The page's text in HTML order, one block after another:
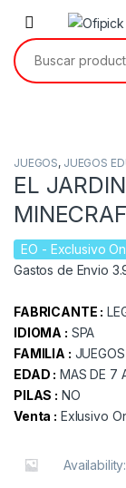
Skip to navigation
Skip to content
Buscar por:
JUEGOS, JUEGOS
EL
EO - Exclusivo
Gastos de Envio
FABRICANTE :
IDIOMA : SPA
FAMILIA : JUEGOS
EDAD : MAS DE 7
PILAS : NO
Venta : Exlusivo